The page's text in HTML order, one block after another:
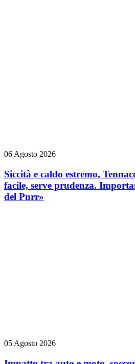
06 Agosto 2026
Siccità e caldo estremo,
facile, serve prudenza.
del Pnrr»
05 Agosto 2026